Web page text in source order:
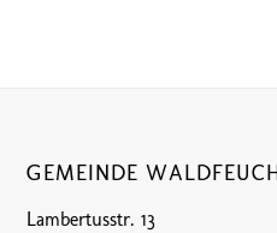
GEMEINDE
Lambertusstr. 13